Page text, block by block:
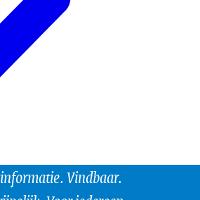
Vindbaar.